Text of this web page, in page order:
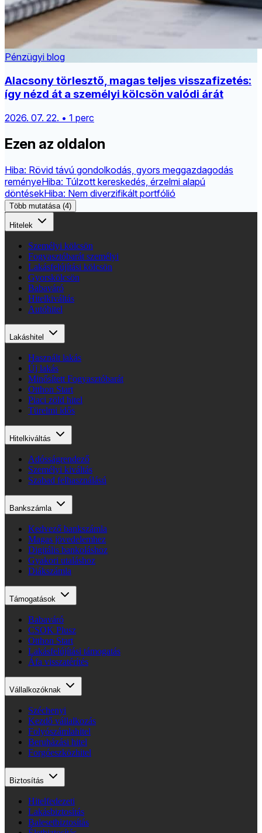
Pénzügyi blog
Alacsony törlesztő, magas teljes visszafizetés:
így nézd át a személyi kölcsön valódi árát
2026. 07. 22. • 1 perc
Ezen az oldalon
Hiba: Rövid távú gondolkodás, gyors meggazdagodás
reményeHiba: Túlzott kereskedés, érzelmi alapú
döntésekHiba: Nem diverzifikált portfólió
Több mutatása (4)
Hitelek
Személyi kölcsön
Fogyasztóbarát személyi
Lakásfelújítási kölcsön
Gyorskölcsön
Babaváró
Hitelkiváltás
Autóhitel
Lakáshitel
Használt lakás
Új lakás
Minősített Fogyasztóbarát
Otthon Start
Piaci zöld hitel
Türelmi idős
Hitelkiváltás
Adósságrendező
Személyi kiváltás
Szabad felhasználású
Bankszámla
Kedvező bankszámla
Magas jövedelemhez
Digitális bankoláshoz
Gyakori utaláshoz
Diákszámla
Támogatások
Babaváró
CSOK Plusz
Otthon Start
Lakásfelújítási támogatás
Áfa visszatérítés
Vállalkozóknak
Széchenyi
Kezdő vállalkozás
Folyószámlahitel
Beruházási hitel
Forgóeszközhitel
Biztosítás
Hitelfedezeti
Lakásbiztosítás
Balesetbiztosítás